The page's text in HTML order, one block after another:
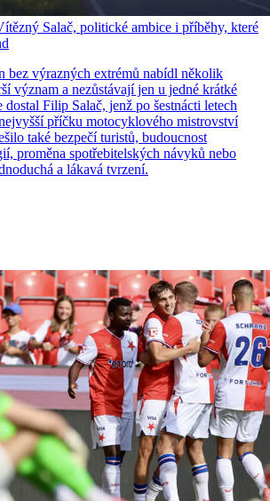
Salač, politické ambice i příběhy, které
bez výrazných extrémů nabídl několik
význam a nezůstávají jen u jedné krátké
Filip Salač, jenž po šestnácti letech
příčku motocyklového mistrovství
také bezpečí turistů, budoucnost
proměna spotřebitelských návyků nebo
a lákavá tvrzení.